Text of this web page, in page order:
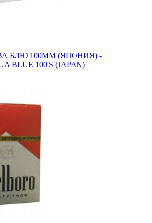
БЛЮ 100ММ (ЯПОНИЯ) -
BLUE 100'S (JAPAN)